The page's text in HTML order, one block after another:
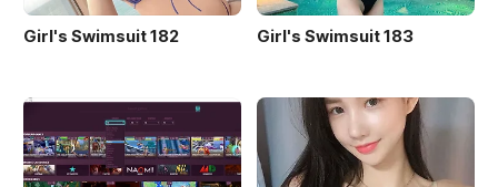
Girl's Swimsuit 182 Girl's Swimsuit 183